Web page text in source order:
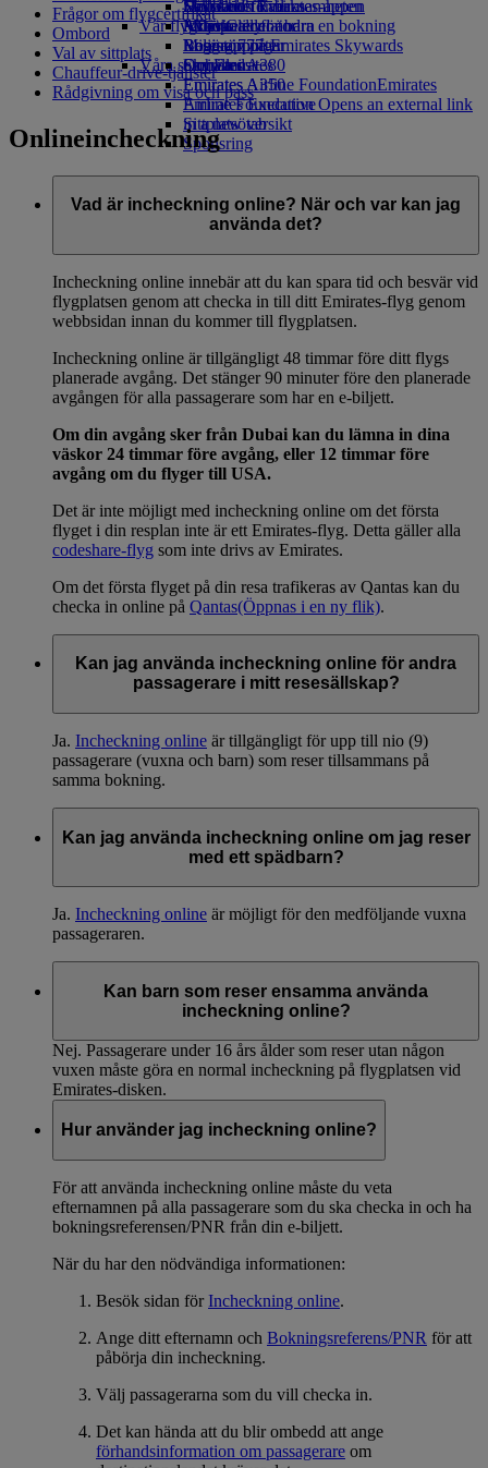
Drycker
Vår flygflotta
Boeing 777
Emirates A380
Emirates A350
Emirates Executive
Sittplatsöversikt
Leksaker för barn
Aktiviteter för barn
Hållbarhet i verksamheten
Miljöpolicy
Miljörapporter
Våra samhällen
Emirates Airline FoundationEmirates
Airline Foundation Opens an external link
in a new tab
Sponsring
Skywards Rail
Miles Calculator
Logga in på Emirates Skywards
Skywards+
Mobil och Emirates-appen
Avboka eller ändra en bokning
Resestörningar
Om Emirates
Frågor om flygcertifikat
Ombord
Val av sittplats
Chauffeur-drive-tjänster
Rådgivning om visa och pass
Onlineincheckning
Vad är incheckning online? När och var kan jag
använda det?
Incheckning online innebär att du kan spara tid och besvär vid
flygplatsen genom att checka in till ditt Emirates-flyg genom
webbsidan innan du kommer till flygplatsen.
Incheckning online är tillgängligt 48 timmar före ditt flygs
planerade avgång. Det stänger 90 minuter före den planerade
avgången för alla passagerare som har en e-biljett.
Om din avgång sker från Dubai kan du lämna in dina
väskor 24 timmar före avgång, eller 12 timmar före
avgång om du flyger till USA.
Det är inte möjligt med incheckning online om det första
flyget i din resplan inte är ett Emirates-flyg. Detta gäller alla
codeshare-flyg som inte drivs av Emirates.
Om det första flyget på din resa trafikeras av Qantas kan du
checka in online på Qantas(Öppnas i en ny flik).
Kan jag använda incheckning online för andra
passagerare i mitt resesällskap?
Ja. Incheckning online är tillgängligt för upp till nio (9)
passagerare (vuxna och barn) som reser tillsammans på
samma bokning.
Kan jag använda incheckning online om jag reser
med ett spädbarn?
Ja. Incheckning online är möjligt för den medföljande vuxna
passageraren.
Kan barn som reser ensamma använda
incheckning online?
Nej. Passagerare under 16 års ålder som reser utan någon
vuxen måste göra en normal incheckning på flygplatsen vid
Emirates-disken.
Hur använder jag incheckning online?
För att använda incheckning online måste du veta
efternamnen på alla passagerare som du ska checka in och ha
bokningsreferensen/PNR från din e-biljett.
När du har den nödvändiga informationen:
Besök sidan förIncheckning online.
Ange ditt efternamn och Bokningsreferens/PNR för att
påbörja din incheckning.
Välj passagerarna som du vill checka in.
Det kan hända att du blir ombedd att ange
förhandsinformation om passagerare om